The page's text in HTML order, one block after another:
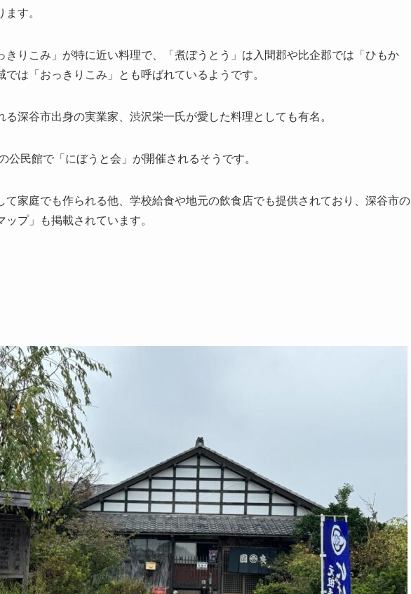
す。
きりこみ」が特に近い料理で、「煮ぼうとう」は入間郡や比企郡では「ひもか
は「おっきりこみ」とも呼ばれているようです。
る深谷市出身の実業家、渋沢栄一氏が愛した料理としても有名。
公民館で「にぼうと会」が開催されるそうです。
て家庭でも作られる他、学校給食や地元の飲食店でも提供されており、深谷市の
プ」も掲載されています。